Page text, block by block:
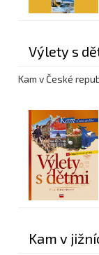
Výlety s
Kam v České
Kam v